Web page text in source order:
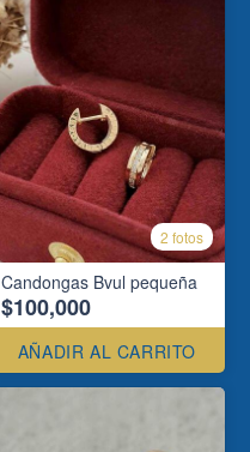
2 fotos
Candongas Bvul pequeña
$100,000
AÑADIR AL CARRITO